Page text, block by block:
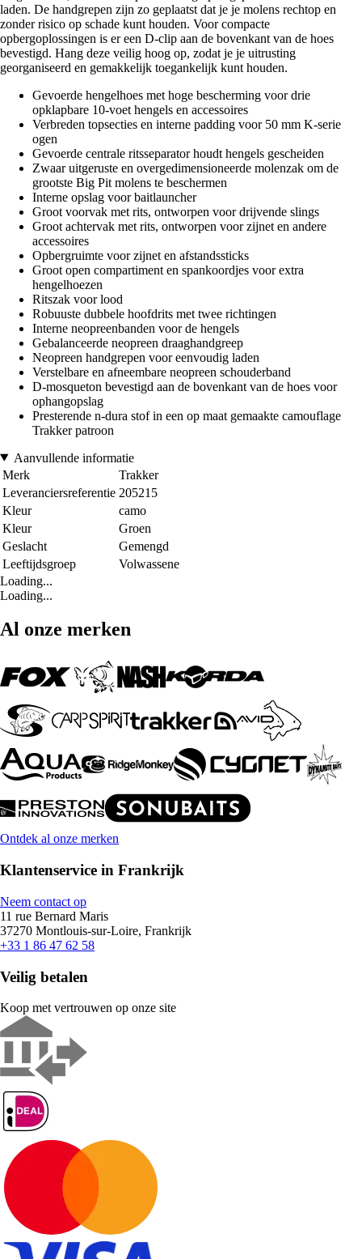
laden. De handgrepen zijn zo geplaatst dat je je molens rechtop en
zonder risico op schade kunt houden. Voor compacte
opbergoplossingen is er een D-clip aan de bovenkant van de hoes
bevestigd. Hang deze veilig hoog op, zodat je je uitrusting
georganiseerd en gemakkelijk toegankelijk kunt houden.
Gevoerde hengelhoes met hoge bescherming voor drie
opklapbare 10-voet hengels en accessoires
Verbreden topsecties en interne padding voor 50 mm K-serie
ogen
Gevoerde centrale ritsseparator houdt hengels gescheiden
Zwaar uitgeruste en overgedimensioneerde molenzak om de
grootste Big Pit molens te beschermen
Interne opslag voor baitlauncher
Groot voorvak met rits, ontworpen voor drijvende slings
Groot achtervak met rits, ontworpen voor zijnet en andere
accessoires
Opbergruimte voor zijnet en afstandssticks
Groot open compartiment en spankoordjes voor extra
hengelhoezen
Ritszak voor lood
Robuuste dubbele hoofdrits met twee richtingen
Interne neopreenbanden voor de hengels
Gebalanceerde neopreen draaghandgreep
Neopreen handgrepen voor eenvoudig laden
Verstelbare en afneembare neopreen schouderband
D-mosqueton bevestigd aan de bovenkant van de hoes voor
ophangopslag
Presterende n-dura stof in een op maat gemaakte camouflage
Trakker patroon
Aanvullende informatie
Merk
Trakker
Leveranciersreferentie 205215
Kleur
camo
Kleur
Groen
Geslacht
Gemengd
Leeftijdsgroep
Volwassene
Loading...
Loading...
Al onze merken
Ontdek al onze merken
Klantenservice in Frankrijk
Neem contact op
11 rue Bernard Maris
37270 Montlouis-sur-Loire, Frankrijk
+33 1 86 47 62 58
Veilig betalen
Koop met vertrouwen op onze site